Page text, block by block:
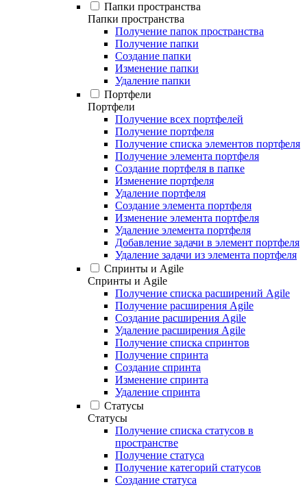
Папки пространства
Папки пространства
Получение папок пространства
Получение папки
Создание папки
Изменение папки
Удаление папки
Портфели
Портфели
Получение всех портфелей
Получение портфеля
Получение списка элементов портфеля
Получение элемента портфеля
Создание портфеля в папке
Изменение портфеля
Удаление портфеля
Создание элемента портфеля
Изменение элемента портфеля
Удаление элемента портфеля
Добавление задачи в элемент портфеля
Удаление задачи из элемента портфеля
Спринты и Agile
Спринты и Agile
Получение списка расширений Agile
Получение расширения Agile
Создание расширения Agile
Удаление расширения Agile
Получение списка спринтов
Получение спринта
Создание спринта
Изменение спринта
Удаление спринта
Статусы
Статусы
Получение списка статусов в
пространстве
Получение статуса
Получение категорий статусов
Создание статуса